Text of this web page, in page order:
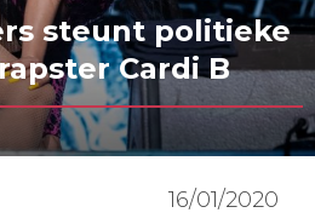
steunt politieke
Cardi B
16/01/2020